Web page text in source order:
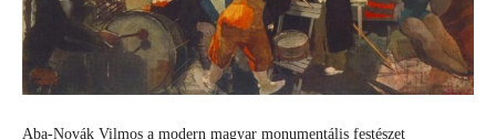
Aba-Novák Vilmos a modern magyar monumentális festészet